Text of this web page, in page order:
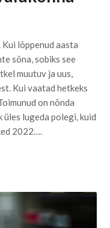
lõppenud aasta
sõna, sobiks see
muutuv ja uus,
Kui vaatad hetkeks
on nõnda
lugeda polegi, kuid
2022….